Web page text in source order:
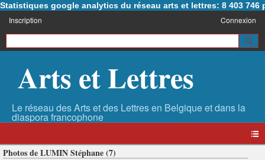
Statistiques google analytics du réseau arts et lettres: 8 403 746
Inscription Connexion
Arts et Lettres
Photos de LUMIN Stéphane (7)